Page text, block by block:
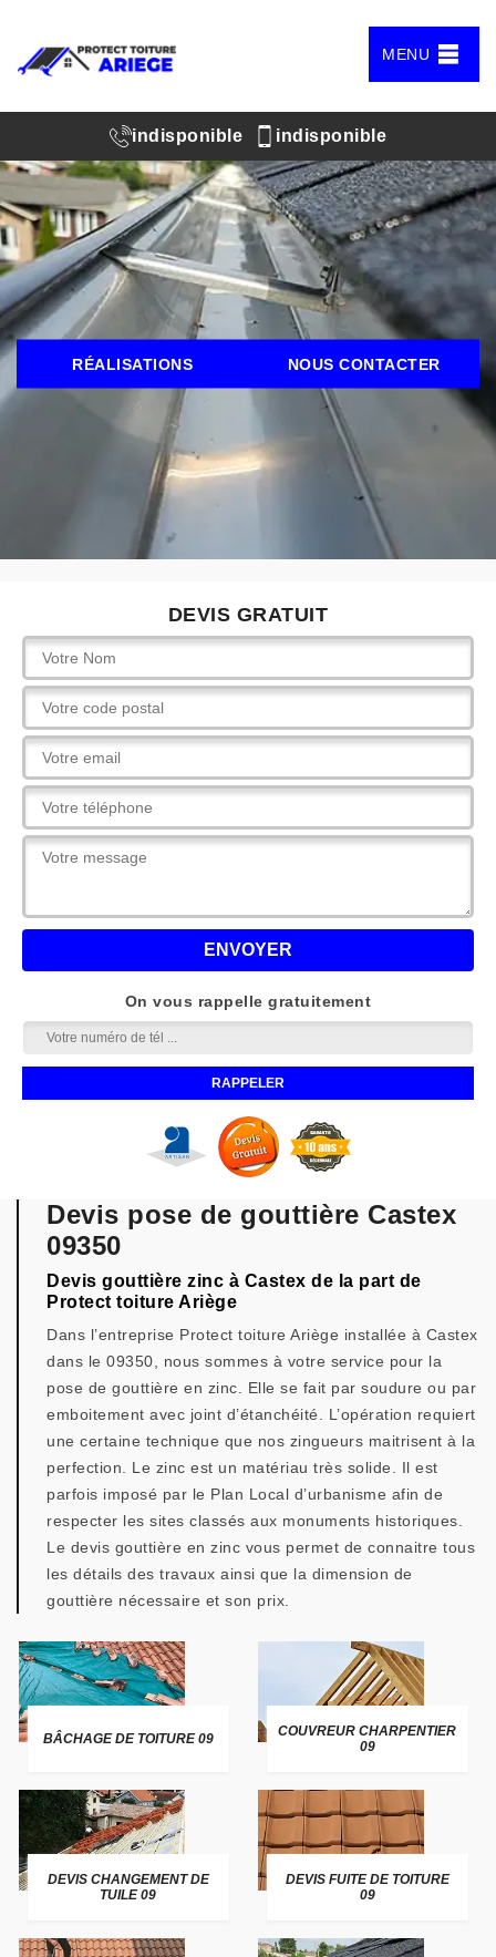
MENU
indisponible indisponible
RÉALISATIONS NOUS CONTACTER
DEVIS GRATUIT
On vous rappelle gratuitement
Devis pose de gouttière Castex
09350
Devis gouttière zinc à Castex de la part de
Protect toiture Ariège
Dans l’entreprise Protect toiture Ariège installée à Castex
dans le 09350, nous sommes à votre service pour la
pose de gouttière en zinc. Elle se fait par soudure ou par
emboitement avec joint d’étanchéité. L’opération requiert
une certaine technique que nos zingueurs maitrisent à la
perfection. Le zinc est un matériau très solide. Il est
parfois imposé par le Plan Local d’urbanisme afin de
respecter les sites classés aux monuments historiques.
Le devis gouttière en zinc vous permet de connaitre tous
les détails des travaux ainsi que la dimension de
gouttière nécessaire et son prix.
BÂCHAGE DE TOITURE 09
COUVREUR CHARPENTIER
09
DEVIS CHANGEMENT DE
TUILE 09
DEVIS FUITE DE TOITURE
09